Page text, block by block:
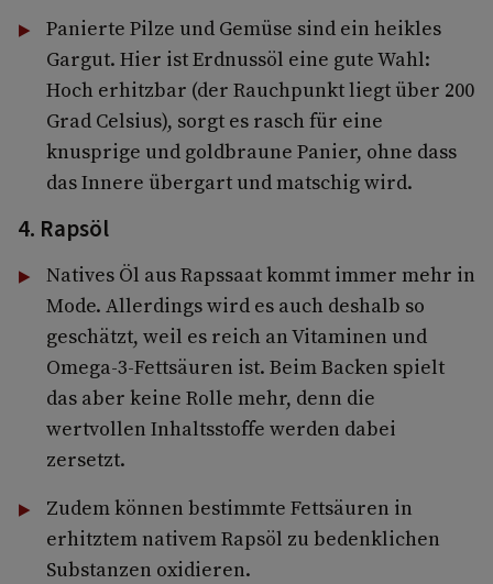
Panierte Pilze und Gemüse sind ein heikles
Gargut. Hier ist Erdnussöl eine gute Wahl:
Hoch erhitzbar (der Rauchpunkt liegt über 200
Grad Celsius), sorgt es rasch für eine
knusprige und goldbraune Panier, ohne dass
das Innere übergart und matschig wird.
4. Rapsöl
Natives Öl aus Rapssaat kommt immer mehr in
Mode. Allerdings wird es auch deshalb so
geschätzt, weil es reich an Vitaminen und
Omega-3-Fettsäuren ist. Beim Backen spielt
das aber keine Rolle mehr, denn die
wertvollen Inhaltsstoffe werden dabei
zersetzt.
Zudem können bestimmte Fettsäuren in
erhitztem nativem Rapsöl zu bedenklichen
Substanzen oxidieren.